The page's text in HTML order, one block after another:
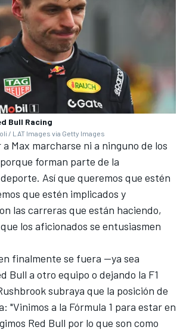
Bull Racing
/ LAT Images via Getty Images
Max marcharse ni a ninguno de los
forman parte de la
Así que queremos que estén
que estén implicados y
las carreras que están haciendo,
los aficionados se entusiasmen
finalmente se fuera —ya sea
Bull a otro equipo o dejando la F1
subraya que la posición de
"Vinimos a la Fórmula 1 para estar en
Red Bull por lo que son como